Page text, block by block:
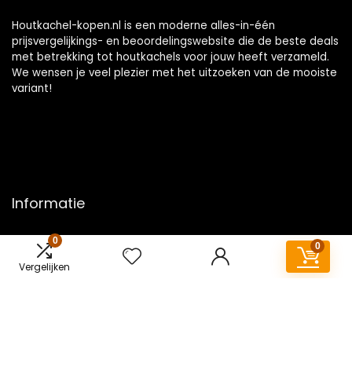
0
Vergelijken
0
Houtkachel-kopen.nl is een moderne alles-in-één
prijsvergelijkings- en beoordelingswebsite die de beste deals
met betrekking tot houtkachels voor jouw heeft verzameld.
We wensen je veel plezier met het uitzoeken van de mooiste
variant!
Informatie
Contact
Klantenservice